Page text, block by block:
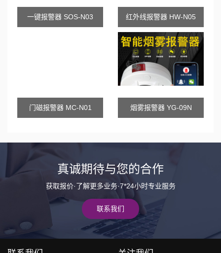
一键报警器 SOS-N03 红外线报警器 HW-N05
门磁报警器 MC-N01 烟雾报警器 YG-09N
真诚期待与您的合作
获取报价·了解更多业务·7*24小时专业服务
联系我们